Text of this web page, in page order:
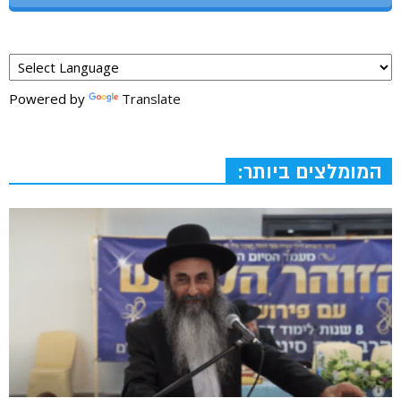
Powered by Translate
המומלצים ביותר: